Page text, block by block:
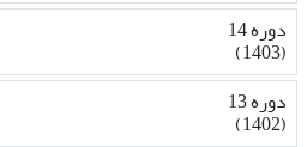
دوره 14
(1403)
دوره 13
(1402)